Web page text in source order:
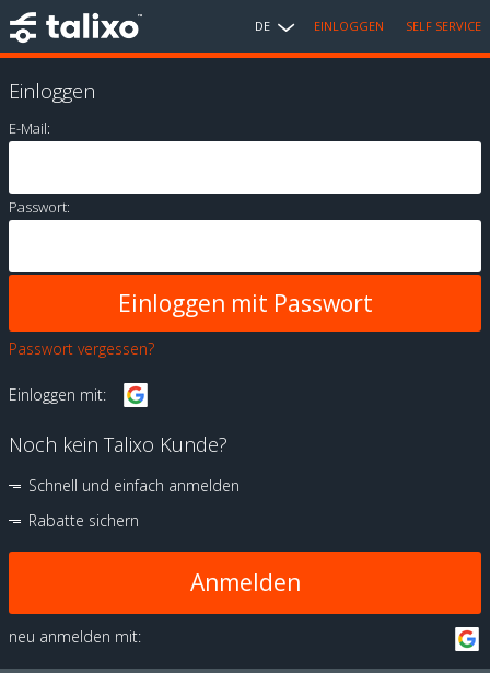
DE EINLOGGEN SELF SERVICE
Einloggen
E-Mail:
Passwort:
Passwort vergessen?
Einloggen mit:
Noch kein Talixo Kunde?
Schnell und einfach anmelden
Rabatte sichern
Anmelden
neu anmelden mit: